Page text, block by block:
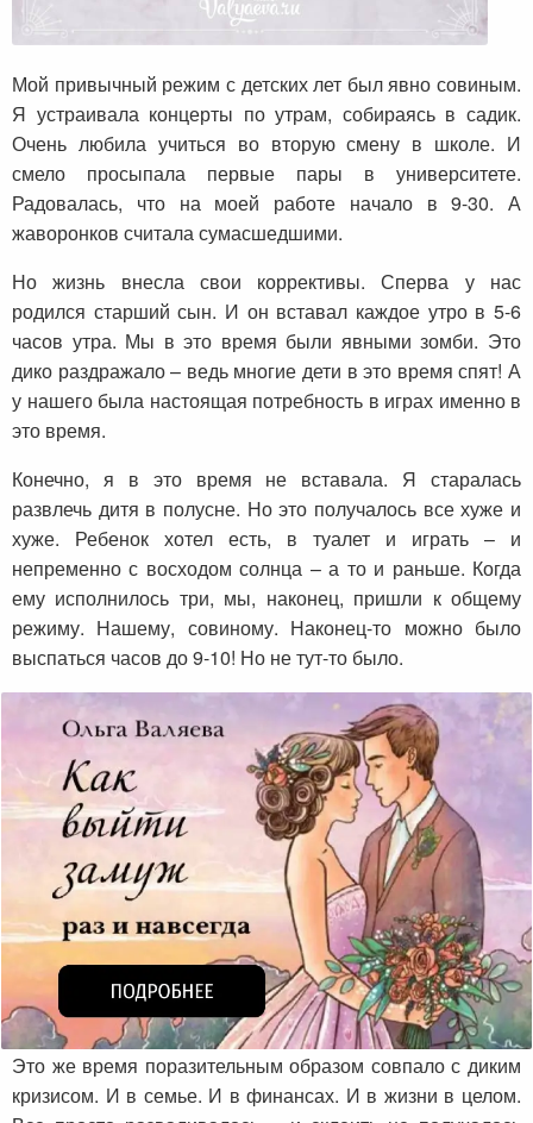
Мой привычный режим с детских лет был явно совиным.
Я устраивала концерты по утрам, собираясь в садик.
Очень любила учиться во вторую смену в школе. И
смело просыпала первые пары в университете.
Радовалась, что на моей работе начало в 9-30. А
жаворонков считала сумасшедшими.
Но жизнь внесла свои коррективы. Сперва у нас
родился старший сын. И он вставал каждое утро в 5-6
часов утра. Мы в это время были явными зомби. Это
дико раздражало – ведь многие дети в это время спят! А
у нашего была настоящая потребность в играх именно в
это время.
Конечно, я в это время не вставала. Я старалась
развлечь дитя в полусне. Но это получалось все хуже и
хуже. Ребенок хотел есть, в туалет и играть – и
непременно с восходом солнца – а то и раньше. Когда
ему исполнилось три, мы, наконец, пришли к общему
режиму. Нашему, совиному. Наконец-то можно было
выспаться часов до 9-10! Но не тут-то было.
Это же время поразительным образом совпало с диким
кризисом. И в семье. И в финансах. И в жизни в целом.